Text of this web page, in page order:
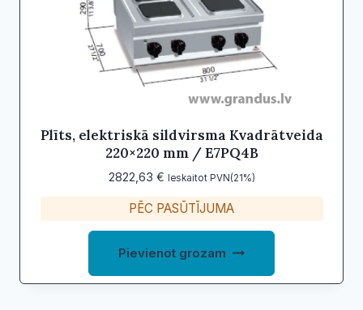
Plīts, elektriskā sildvirsma Kvadrātveida
220×220 mm / E7PQ4B
2822,63 € Ieskaitot PVN(21%)
PĒC PASŪTĪJUMA
Pievienot grozam